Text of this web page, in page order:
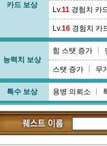
수정광산 레이드 (Lv.0)
스라우타스 협곡 (Lv.26)
스타리 타운 (Lv.381)
스펠토움 타운 (Lv.387)
시르드겔라 숲 (Lv.61)
카드 보상
Lv.11 경험치 카
Lv.16 경험치 카
능력치 보상
힘 스탯 증가
스탯 증가 무
특수 보상 용병 의뢰소